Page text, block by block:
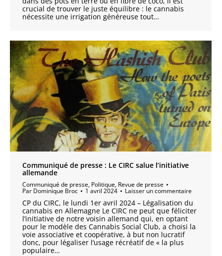
crucial de trouver le juste équilibre : le cannabis
nécessite une irrigation généreuse tout…
Communiqué de presse : Le CIRC salue l’initiative
allemande
Communiqué de presse, Politique, Revue de presse
Par Dominique Broc 1 avril 2024 Laisser un commentaire
CP du CIRC, le lundi 1er avril 2024 – Légalisation du
cannabis en Allemagne Le CIRC ne peut que féliciter
l’initiative de notre voisin allemand qui, en optant
pour le modèle des Cannabis Social Club, a choisi la
voie associative et coopérative, à but non lucratif
donc, pour légaliser l’usage récréatif de « la plus
populaire…